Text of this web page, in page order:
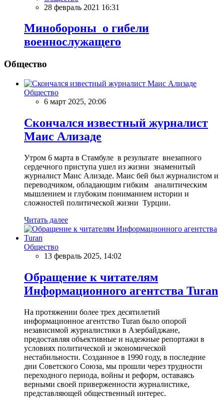
28 февраль 2021 16:31
Минобороны о гибели
военнослужащего
Общество
Общество
6 март 2025, 20:06
Скончался известный журналист
Маис Ализаде
Утром 6 марта в Стамбуле в результате внезапного
сердечного приступа ушел из жизни знаменитый
журналист Маис Ализаде. Маис бей был журналистом и
переводчиком, обладающим гибким аналитическим
мышлением и глубоким пониманием истории и
сложностей политической жизни Турции.
Читать далее
Общество
13 февраль 2025, 14:02
Обращение к читателям
Информационного агентства Turan
На протяжении более трех десятилетий
информационное агентство Turan было опорой
независимой журналистики в Азербайджане,
предоставляя объективные и надежные репортажи в
условиях политической и экономической
нестабильности. Созданное в 1990 году, в последние
дни Советского Союза, мы прошли через трудности
переходного периода, войны и реформ, оставаясь
верными своей приверженности журналистике,
представляющей общественный интерес.